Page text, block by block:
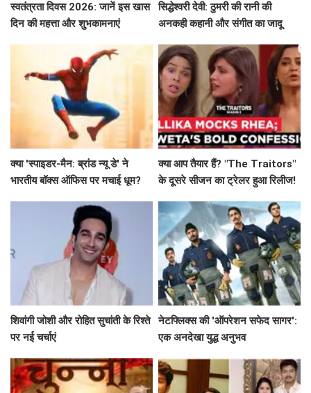
स्वतंत्रता दिवस 2026: जानें इस खास
दिन की महत्ता और शुभकामनाएं
सिद्धेश्वरी देवी: ठुमरी की रानी की
अनकही कहानी और संगीत का जादू
क्या 'स्पाइडर-मैन: ब्रांड न्यू डे' ने
भारतीय बॉक्स ऑफिस पर मचाई धूम?
क्या आप तैयार हैं? "The Traitors"
के दूसरे सीजन का ट्रेलर हुआ रिलीज!
शिवांगी जोशी और रोहित सुचांती के रिश्ते
पर नई चर्चाएं
नेटफ्लिक्स की 'ऑपरेशन सफेद सागर':
एक अनदेखा युद्ध अनुभव